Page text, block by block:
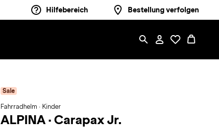
Hilfebereich Bestellung verfolgen
Sale
Fahrradhelm · Kinder
ALPINA · Carapax Jr.